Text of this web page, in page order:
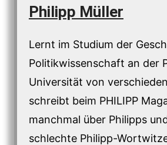
Philipp Müller
Lernt im Studium der
Politikwissenschaft an der
Universität von
schreibt beim PHILIPP
manchmal über Philipps
schlechte Philipp-